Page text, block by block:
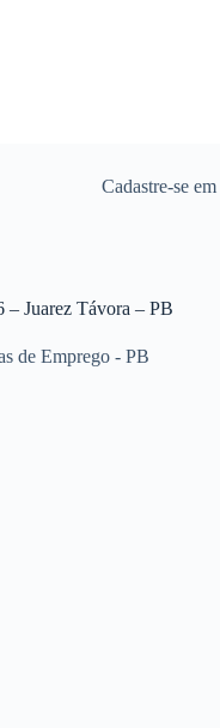
Cadastre-se em
– Juarez Távora – PB
de Emprego - PB